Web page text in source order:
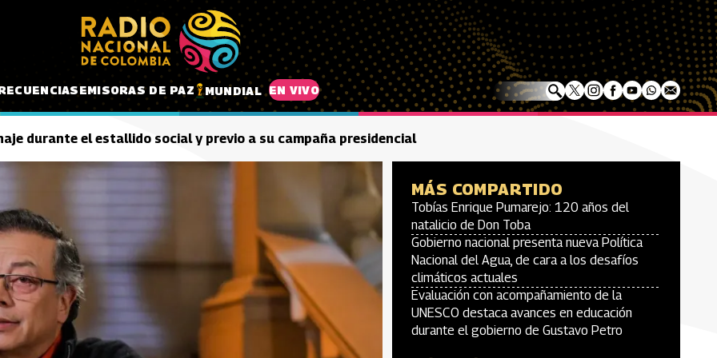
EMISORAS DE PAZ MUNDIAL EN VIVO
durante el estallido social y previo a su campaña presidencial
MÁS COMPARTIDO
Tobías Enrique Pumarejo: 120 años del
natalicio de Don Toba
Gobierno nacional presenta nueva Política
Nacional del Agua, de cara a los desafíos
climáticos actuales
Evaluación con acompañamiento de la
UNESCO destaca avances en educación
durante el gobierno de Gustavo Petro